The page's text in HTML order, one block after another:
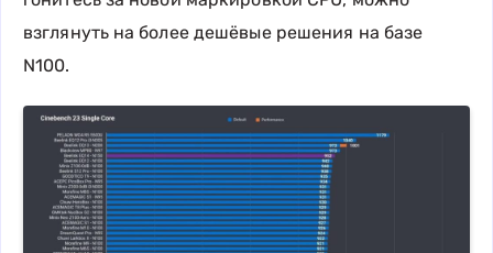
взглянуть на более дешёвые решения на базе
N100.